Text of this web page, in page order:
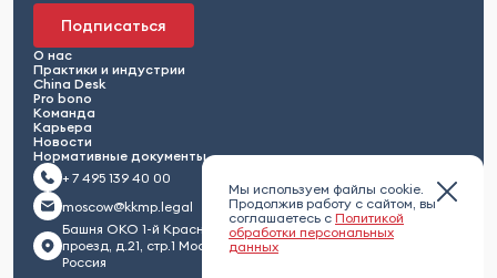
Мы используем файлы cookie.
Продолжив работу с сайтом, вы
соглашаетесь с Политикой
обработки персональных
данных
Подписаться
О нас
Практики и индустрии
China Desk
Pro bono
Команда
Карьера
Новости
Нормативные документы
+ 7 495 139 40 00
moscow@kkmp.legal
Башня ОКО 1-й Красногвардейский
проезд, д.21, стр.1 Москва 123112,
Россия